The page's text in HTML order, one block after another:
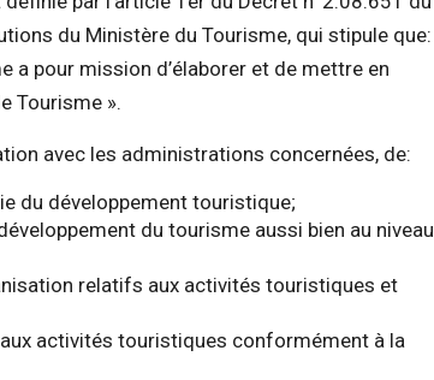
du Ministère du Tourisme, qui stipule que:
a pour mission d’élaborer et de mettre en
Tourisme ».
avec les administrations concernées, de:
du développement touristique;
du tourisme aussi bien au niveau
relatifs aux activités touristiques et
activités touristiques conformément à la